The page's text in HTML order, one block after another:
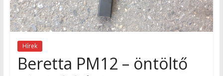
Hírek
Beretta PM12 – öntöltő